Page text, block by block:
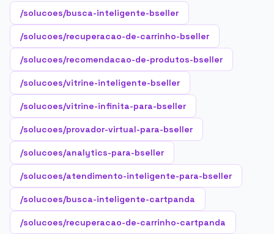
/solucoes/busca-inteligente-bseller
/solucoes/recuperacao-de-carrinho-bseller
/solucoes/recomendacao-de-produtos-bseller
/solucoes/vitrine-inteligente-bseller
/solucoes/vitrine-infinita-para-bseller
/solucoes/provador-virtual-para-bseller
/solucoes/analytics-para-bseller
/solucoes/atendimento-inteligente-para-bseller
/solucoes/busca-inteligente-cartpanda
/solucoes/recuperacao-de-carrinho-cartpanda